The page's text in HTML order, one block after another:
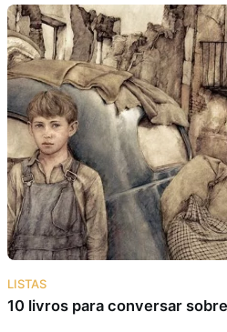
LISTAS
10 livros para conversar